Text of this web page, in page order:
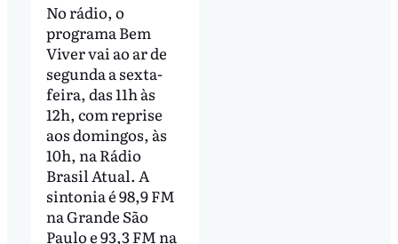
No rádio, o
programa Bem
Viver vai ao ar de
segunda a sexta-
feira, das 11h às
12h, com reprise
aos domingos, às
10h, na Rádio
Brasil Atual. A
sintonia é 98,9 FM
na Grande São
Paulo e 93,3 FM na